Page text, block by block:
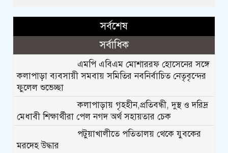
সর্বশেষ
সর্বাধিক
এমপি এবিএম মোশাররফ হোসেনের সঙ্গে
কলাপাড়া ব্যবসায়ী সমবায় সমিতির নবনির্বাচিত নেতৃবৃন্দের
ফুলেল শুভেচ্ছা
কলাপাড়ায় গৃহহীন,প্রতিবন্ধী, দুস্থ ও দরিদ্র
মেধাবী শিক্ষার্থীরা পেল নগদ অর্থ সহায়তার চেক
পটুয়াখালীতে পতিতালয় থেকে যুবকের
মরদেহ উদ্ধার